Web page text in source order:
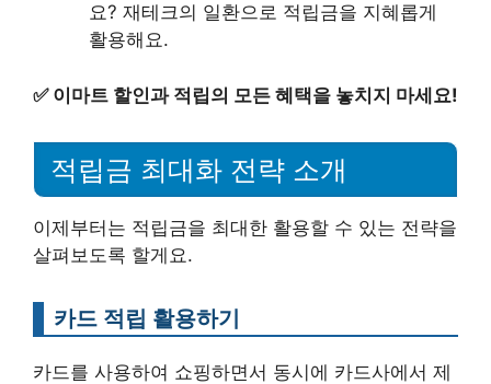
요? 재테크의 일환으로 적립금을 지혜롭게
활용해요.
✅ 이마트 할인과 적립의 모든 혜택을 놓치지 마세요!
적립금 최대화 전략 소개
이제부터는 적립금을 최대한 활용할 수 있는 전략을
살펴보도록 할게요.
카드 적립 활용하기
카드를 사용하여 쇼핑하면서 동시에 카드사에서 제